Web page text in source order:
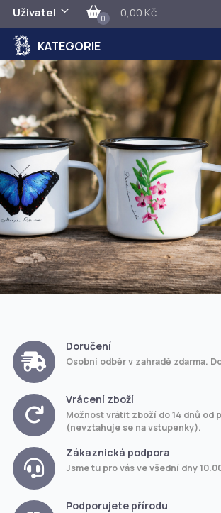
Uživatel 0 0,00 Kč
KATEGORIE
Doručení
Osobní odběr v zahradě zdarma.
Vrácení zboží
Možnost vrátit zboží do 14 dnů od
(nevztahuje se na vstupenky).
Zákaznická podpora
Jsme tu pro vás ve všední dny
Podporujete přírodu